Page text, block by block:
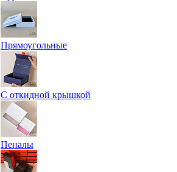
Прямоугольные
С откидной крышкой
Пеналы